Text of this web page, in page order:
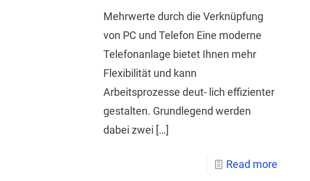
Mehrwerte durch die Verknüpfung
von PC und Telefon Eine moderne
Telefonanlage bietet Ihnen mehr
Flexibilität und kann
Arbeitsprozesse deut- lich effizienter
gestalten. Grundlegend werden
dabei zwei […]
Read more